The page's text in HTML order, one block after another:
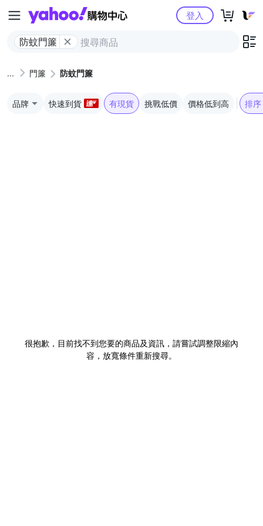
Yahoo購物中心
防蚊門簾
登入
門簾 防蚊門簾
品牌 快速到貨 有現貨 挑戰低價 價格低到高 排序
很抱歉，目前找不到您要的商品及資訊，請嘗試調整限縮內
容，放寬條件重新搜尋。